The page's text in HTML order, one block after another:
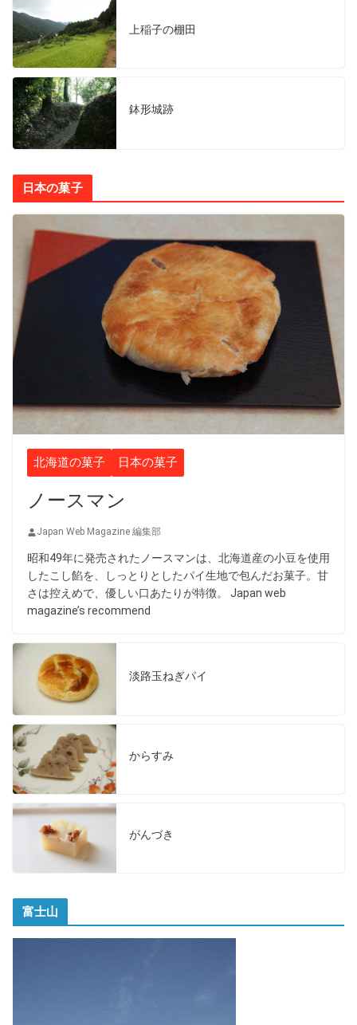
上稲子の棚田
鉢形城跡
日本の菓子
北海道の菓子 日本の菓子
ノースマン
Japan Web Magazine 編集部
昭和49年に発売されたノースマンは、北海道産の小豆を使用
したこし餡を、しっとりとしたパイ生地で包んだお菓子。甘
さは控えめで、優しい口あたりが特徴。 Japan web
magazine’s recommend
淡路玉ねぎパイ
からすみ
がんづき
富士山